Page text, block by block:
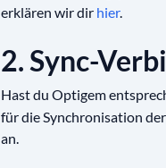
erklären wir dir hier.
2. Sync-
Hast du Optigem
für die Synchronisation
an.